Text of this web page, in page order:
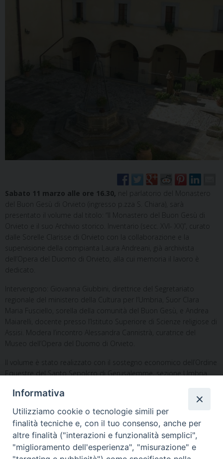
Sabato 11 marzo alle ore 16.30, nel parlatorio del Monastero
del Buon Gesù di Orvieto (ingresso p.zza S. Chiara), sarà
presentato il volume dal titolo: “Il Monastero del Buon Gesù di
Orvieto e il suo Archivio storico. Inventario (secc. XVI- XX)”, curato
dalle Sorelle Clarisse di Orvieto con la collaborazione e la
supervisione della compianta Laura Andreani, già archivista
dell’Opera del Duomo di Orvieto, alla cui memoria il lavoro è
dedicato.
Intervengono: Giovanna Giubbini, direttrice del Segretariato
regionale del ministero della Cultura per l’Umbria, Suor Clara
Maria Fusciello, sorella della comunità del Buon Gesù, e Andrea
Maiarelli, docente presso l’Istituto Superiore di Scienze religiose di
Assisi. Modera l’incontro Alessandra Cannistrà, curatrice del
Museo dell’Opera del Duomo di Orvieto.
Il volume è stato realizzato con il sostegno economico dell’Ordine
Equestre del Santo Sepolcro di Gerusalemme, sezione Umbria.
Home Il Vescovo Diocesi Pastorale Liturgia
Informativa
Utilizziamo cookie o tecnologie simili per
finalità tecniche e, con il tuo consenso, anche per
altre finalità ("interazioni e funzionalità semplici",
"miglioramento dell'esperienza", "misurazione" e